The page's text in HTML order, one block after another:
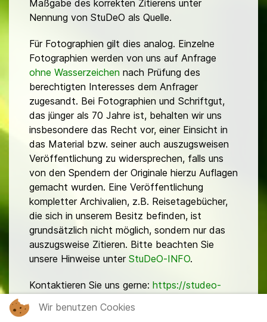
Maßgabe des korrekten Zitierens unter
Nennung von StuDeO als Quelle.
Für Fotographien gilt dies analog. Einzelne
Fotographien werden von uns auf Anfrage
ohne Wasserzeichen nach Prüfung des
berechtigten Interesses dem Anfrager
zugesandt. Bei Fotographien und Schriftgut,
das jünger als 70 Jahre ist, behalten wir uns
insbesondere das Recht vor, einer Einsicht in
das Material bzw. seiner auch auszugsweisen
Veröffentlichung zu widersprechen, falls uns
von den Spendern der Originale hierzu Auflagen
gemacht wurden. Eine Veröffentlichung
kompletter Archivalien, z.B. Reisetagebücher,
die sich in unserem Besitz befinden, ist
grundsätzlich nicht möglich, sondern nur das
auszugsweise Zitieren. Bitte beachten Sie
unsere Hinweise unter StuDeO-INFO.
Kontaktieren Sie uns gerne: https://studeo-
Wir benutzen Cookies